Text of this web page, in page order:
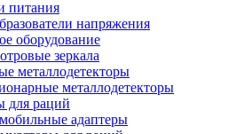
питания
напряжения
оборудование
зеркала
металлодетекторы
металлодетекторы
для раций
адаптеры